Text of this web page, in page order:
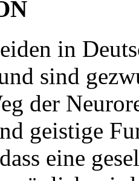
in
sind
der
geistige
eine